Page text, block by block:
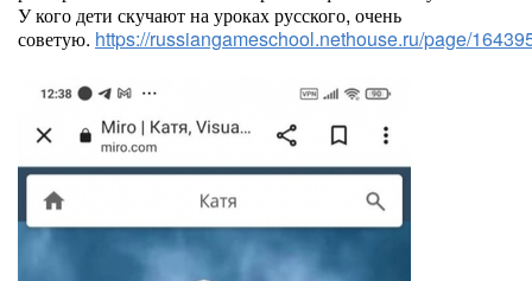
У кого дети скучают на уроках русского, очень
советую. https://russiangameschool.nethouse.ru/page/